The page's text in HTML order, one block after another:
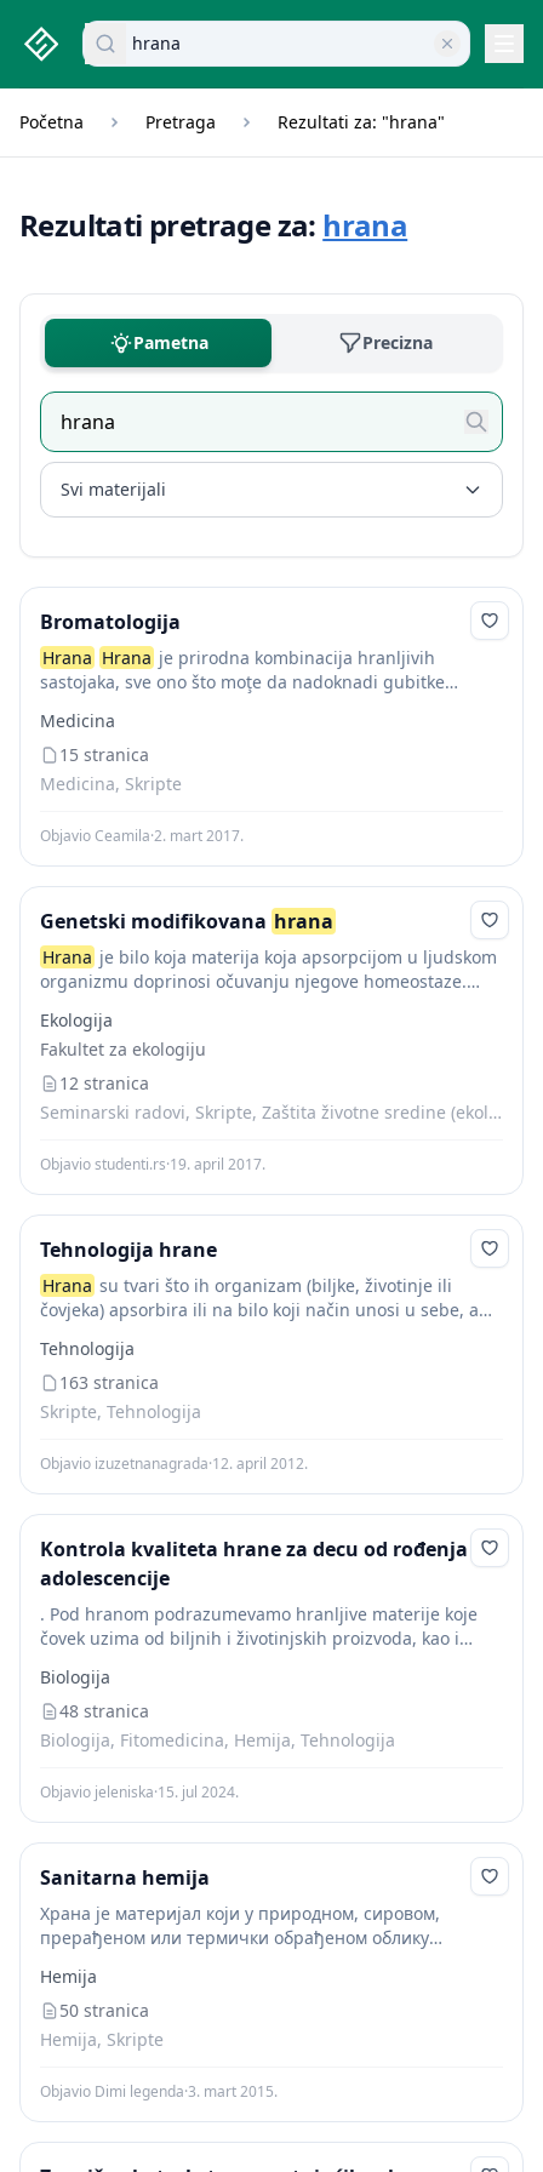
studenti.rs home page
Pretraži dokumente
Početna Pretraga Rezultati za: "hrana"
Rezultati pretrage za: hrana
Pametna Precizna
Svi materijali
Bromatologija
Hrana Hrana je prirodna kombinacija hranljivih
sastojaka, sve ono što moţe da nadoknadi gubitke
njegovo normalno funkcionisanje, rast i razvoj. Čine je...
Medicina
15 stranica
Medicina, Skripte
Objavio Ceamila·2. mart 2017.
Genetski modifikovana hrana
Hrana je bilo koja materija koja apsorpcijom u ljudskom
organizmu doprinosi očuvanju njegove homeostaze.
namirnice, osim nekih izuzetaka(voda za piće, mineralne
vode...
Ekologija
Fakultet za ekologiju
12 stranica
Seminarski radovi, Skripte, Zaštita životne sredine (ekologija)
Objavio studenti.rs·19. april 2017.
Tehnologija hrane
Hrana su tvari što ih organizam (biljke, životinje ili
čovjeka) apsorbira ili na bilo koji način unosi u sebe, a
tijela...
Tehnologija
163 stranica
Skripte, Tehnologija
Objavio izuzetnanagrada·12. april 2012.
Kontrola kvaliteta hrane za decu od rođenja do
adolescencije
. Pod hranom podrazumevamo hranljive materije koje
čovek uzima od biljnih i životinjskih proizvoda, kao i
sposobnosti. Vrlo je široka raznolikost u...
Biologija
48 stranica
Biologija, Fitomedicina, Hemija, Tehnologija
Objavio jeleniska·15. jul 2024.
Sanitarna hemija
Храна је материјал који у природном, сировом,
прерађеном или термички обрађеном облику
емотивних потреба.
Hemija
50 stranica
Hemija, Skripte
Objavio Dimi legenda·3. mart 2015.